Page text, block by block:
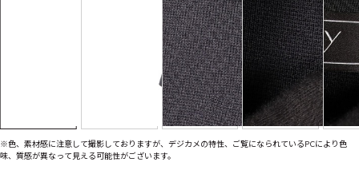
※色、素材感に注意して撮影しておりますが、デジカメの特性、ご覧になられているPCにより色
味、質感が異なって見える可能性がございます。